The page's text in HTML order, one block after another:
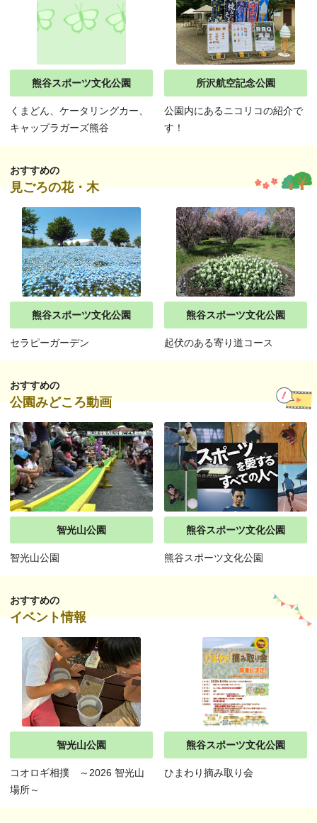
熊谷スポーツ文化公園
くまどん、ケータリングカー、
キャップラガーズ熊谷
所沢航空記念公園
公園内にあるニコリコの紹介で
す！
おすすめの
見ごろの花・木
熊谷スポーツ文化公園
セラピーガーデン
熊谷スポーツ文化公園
起伏のある寄り道コース
おすすめの
公園みどころ動画
智光山公園
智光山公園
熊谷スポーツ文化公園
熊谷スポーツ文化公園
おすすめの
イベント情報
智光山公園
コオロギ相撲 ～2026 智光山
場所～
熊谷スポーツ文化公園
ひまわり摘み取り会